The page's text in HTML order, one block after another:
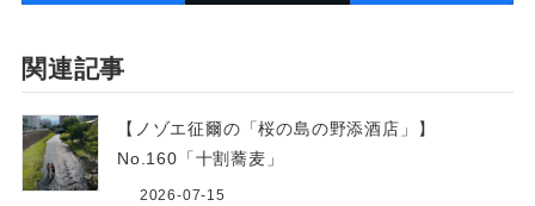
関連記事
【ノゾエ征爾の「桜の島の野添酒店」】
No.160「十割蕎麦」
2026-07-15